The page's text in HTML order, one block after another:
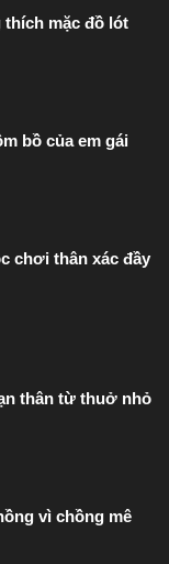
thích mặc đồ lót
bồ của em gái
chơi thân xác đầy
thân từ thuở nhỏ
vì chồng mê